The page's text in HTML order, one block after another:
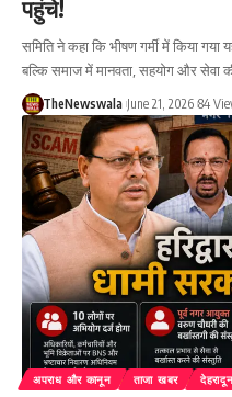
पहुंचे!
समिति ने कहा कि भीषण गर्मी में किया
बल्कि समाज में मानवता, सहयोग और सेवा
TheNewswala June 21, 2026 84
अपराध और कानून ताजा खबर